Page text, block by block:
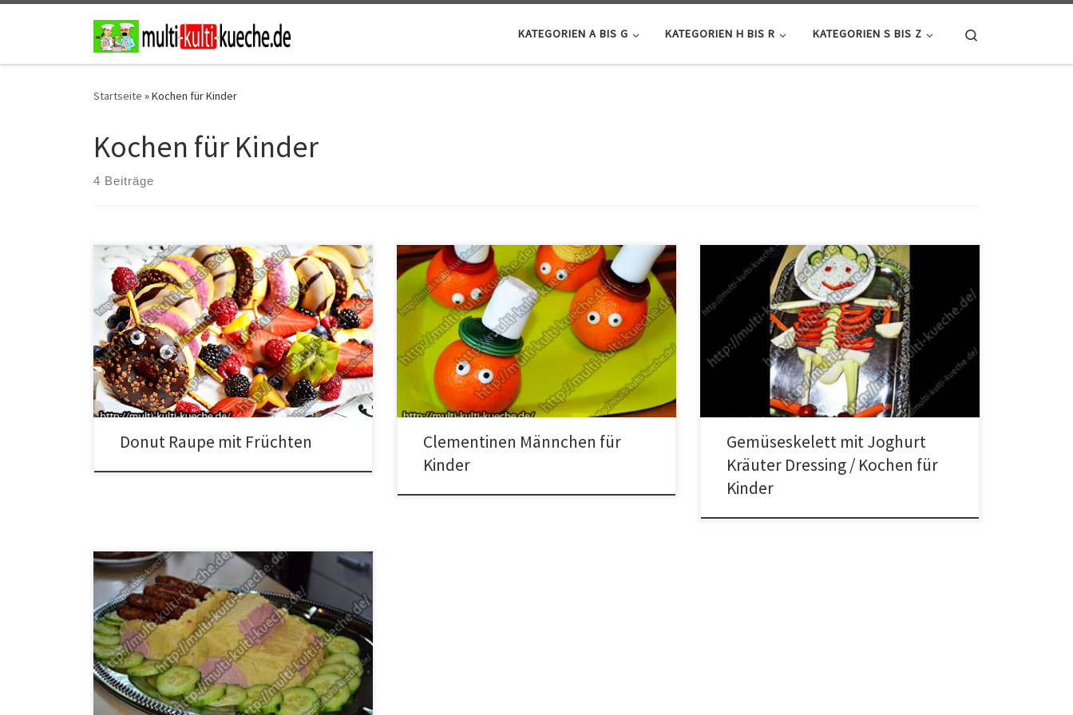
Zum Inhalt springen
KATEGORIEN A BIS G KATEGORIEN H BIS R KATEGORIEN S BIS Z
Startseite »Kochen für Kinder
Kochen für Kinder
4 Beiträge
Zutaten für Donut Raupe mit Früchten 2 Augen2
Himbeeren12 kleine Donutetwas Schokolade für die
BefestigungSalzstangen für die Beine und
Fühlerverschiedene Früchte Zubereitung Auf ein Blech
im Wechsel die verschiedenen Donut hintereinander
aber mit leichten Bögen legen. Die Schokolade
schmelzen und damit die Augen befestigen. Die
Salzstangen in der Länge anpassen […]
Donut Raupe mit Früchten
Zutaten für Clementinen Männchen für Kinder 4
Clementinen4 Haribo Schneckenetwas Zuckerglasur4
Marshmallows4 Zahnstocher8 Zuckeraugen
Zubereitung für Clementinen Männchen für Kinder Die
Augen mit Hilfe der Zuckerglasur an den Clementinen
befestigen. Nun den Zahnstocher an dem
Clementinen Männchen befestigen und die Haribo
Schnecke und den Marshmallow auf den Zahnstocher
ziehen so […]
Clementinen Männchen für
Kinder
Zutaten 1/2 Gurke 1 Paprika 1/2 Kohlrabi 2 Stangen
Stangensellerie 1 Karotte 2 Mini Tomaten 250g Joghurt
Kräuter und Salz Zubereitung Das Gemüse zurecht
schneiden. Dann das Gemüse wie auf dem Video zu
sehen auf ein Blech legen. Für den Joghurt- Kräuter
Dressing: den Joghurt in eine Schüssel geben die […]
Gemüseskelett mit Joghurt
Kräuter Dressing / Kochen für
Kinder
Zutaten für Kartoffelpüree Pick Up Kartoffelstampf1
Pack. Bratwürstchen1 Gurke6 Scheiben Fleischwurst
Zubereitung für Kartoffelstampf Pick Up Das Püree auf
ein Blech geben und mit einem EL. nach und nach in
die Form von einen Pik Up bringen. Die Bratwürstchen
auf die Ladefläche legen. Jetzt die aus der
Fleischwurst geschnittenen Räder, […]